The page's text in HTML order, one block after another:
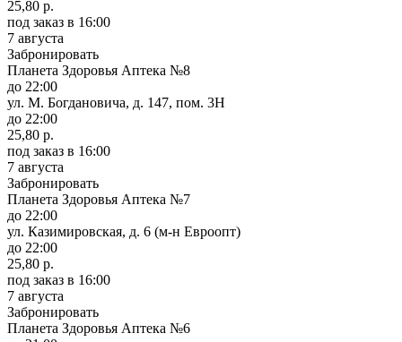
25,80 р.
под заказ в 16:00
7 августа
Забронировать
Планета Здоровья Аптека №8
до 22:00
ул. М. Богдановича, д. 147, пом. 3Н
до 22:00
25,80 р.
под заказ в 16:00
7 августа
Забронировать
Планета Здоровья Аптека №7
до 22:00
ул. Казимировская, д. 6 (м-н Евроопт)
до 22:00
25,80 р.
под заказ в 16:00
7 августа
Забронировать
Планета Здоровья Аптека №6